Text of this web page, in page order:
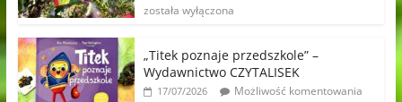
została wyłączona
„Titek poznaje przedszkole” –
Wydawnictwo CZYTALISEK
17/07/2026
Możliwość komentowania